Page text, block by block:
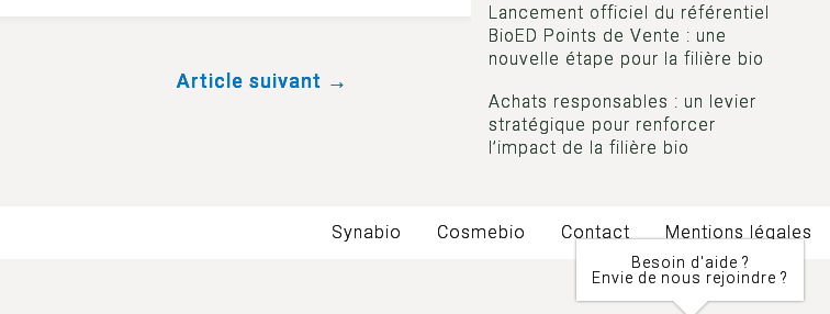
Article suivant →
Lancement officiel du référentiel
BioED Points de Vente : une
nouvelle étape pour la filière bio
Achats responsables : un levier
stratégique pour renforcer
l’impact de la filière bio
Synabio Cosmebio Contact Mentions légales
Besoin d'aide ?
Envie de nous rejoindre ?